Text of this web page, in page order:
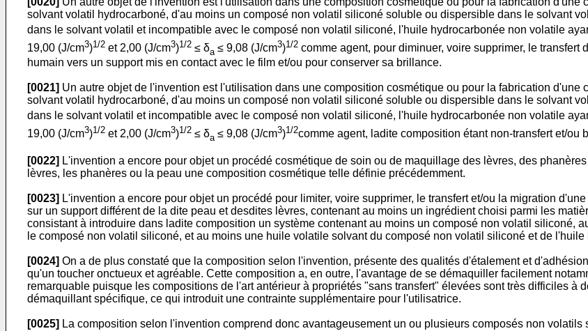
solvant volatil hydrocarboné, d'au moins un composé non volatil siliconé soluble ou dispersible dans le solvant
dans le solvant volatil et incompatible avec le composé non volatil siliconé, l'huile hydrocarbonée non volatile
19,00 (J/cm3)1/2 et 2,00 (J/cm3)1/2 ≤ δa ≤ 9,08 (J/cm3)1/2 comme agent, pour diminuer, voire supprimer, le
humain vers un support mis en contact avec le film et/ou pour conserver sa brillance.
[0021] Un autre objet de l'invention est l'utilisation dans une composition cosmétique ou pour la fabrication
solvant volatil hydrocarboné, d'au moins un composé non volatil siliconé soluble ou dispersible dans le solvant
dans le solvant volatil et incompatible avec le composé non volatil siliconé, l'huile hydrocarbonée non volatile
19,00 (J/cm3)1/2 et 2,00 (J/cm3)1/2 ≤ δa ≤ 9,08 (J/cm3)1/2comme agent, ladite composition étant non-transfert et/ou
[0022] L'invention a encore pour objet un procédé cosmétique de soin ou de maquillage des lèvres, des
lèvres, les phanères ou la peau une composition cosmétique telle définie précédemment.
[0023] L'invention a encore pour objet un procédé pour limiter, voire supprimer, le transfert et/ou la migration
sur un support différent de la dite peau et desdites lèvres, contenant au moins un ingrédient choisi parmi les
consistant à introduire dans ladite composition un système contenant au moins un composé non volatil siliconé,
le composé non volatil siliconé, et au moins une huile volatile solvant du composé non volatil siliconé et de
[0024] On a de plus constaté que la composition selon l'invention, présente des qualités d'étalement et
qu'un toucher onctueux et agréable. Cette composition a, en outre, l'avantage de se démaquiller facilement
remarquable puisque les compositions de l'art antérieur à propriétés "sans transfert" élevées sont très difficiles à
démaquillant spécifique, ce qui introduit une contrainte supplémentaire pour l'utilisatrice.
[0025] La composition selon l'invention comprend donc avantageusement un ou plusieurs composés non